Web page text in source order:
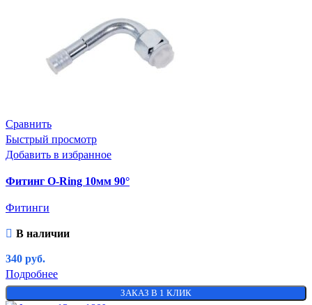
Сравнить
Быстрый просмотр
Добавить в избранное
Фитинг O-Ring 10мм 90°
Фитинги
В наличии
340 руб.
Подробнее
ЗАКАЗ В 1 КЛИК